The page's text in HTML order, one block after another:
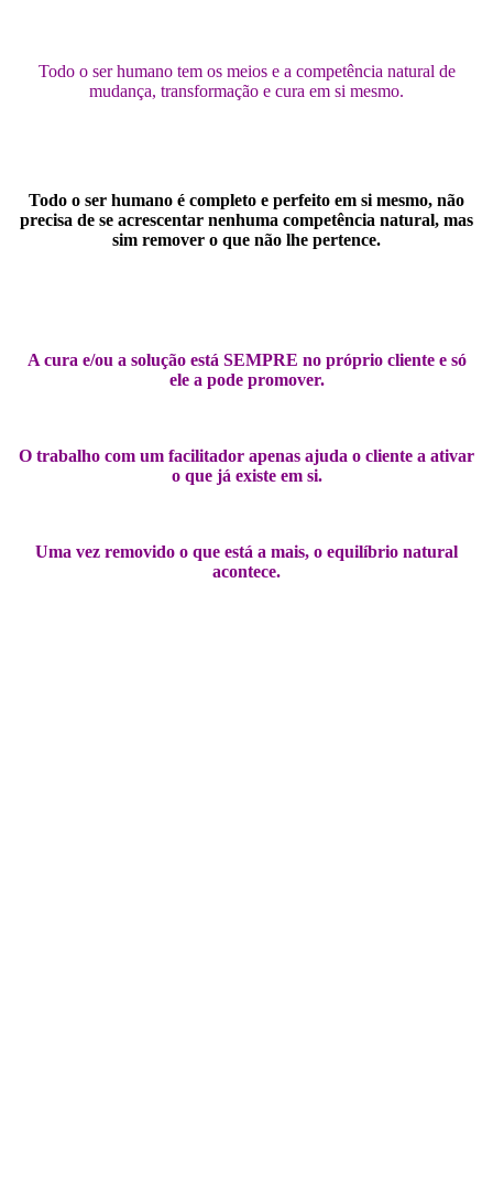
Todo o ser humano tem os meios e a competência natural de
mudança, transformação e cura em si mesmo.
Todo o ser humano é completo e perfeito em si mesmo, não
precisa de se acrescentar nenhuma competência natural, mas
sim remover o que não lhe pertence.
A cura e/ou a solução está SEMPRE no próprio cliente e só
ele a pode promover.
O trabalho com um facilitador apenas ajuda o cliente a ativar
o que já existe em si.
Uma vez removido o que está a mais, o equilíbrio natural
acontece.